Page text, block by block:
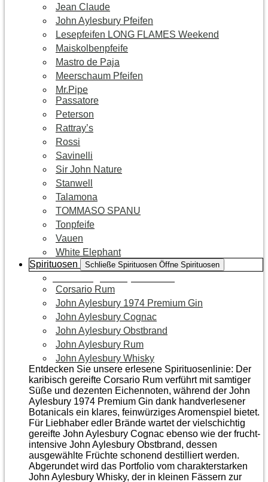
Jean Claude
John Aylesbury Pfeifen
Lesepfeifen LONG FLAMES Weekend
Maiskolbenpfeife
Mastro de Paja
Meerschaum Pfeifen
Mr.Pipe
Passatore
Peterson
Rattray’s
Rossi
Savinelli
Sir John Nature
Stanwell
Talamona
TOMMASO SPANU
Tonpfeife
Vauen
White Elephant
Spirituosen
Schließe Spirituosen Öffne Spirituosen
Corsario Rum
John Aylesbury 1974 Premium Gin
John Aylesbury Cognac
John Aylesbury Obstbrand
John Aylesbury Rum
John Aylesbury Whisky
Entdecken Sie unsere erlesene Spirituosenlinie: Der
karibisch gereifte Corsario Rum verführt mit samtiger
Süße und dezenten Eichen­noten, während der John
Aylesbury 1974 Premium Gin dank handverlesener
Botanicals ein klares, feinwürziges Aromenspiel bietet.
Für Liebhaber edler Brände wartet der vielschichtig
gereifte John Aylesbury Cognac ebenso wie der frucht­
intensive John Aylesbury Obstbrand, dessen
ausgewählte Früchte schonend destilliert werden.
Abgerundet wird das Portfolio vom charakterstarken
John Aylesbury Whisky, der in kleinen Fässern zur